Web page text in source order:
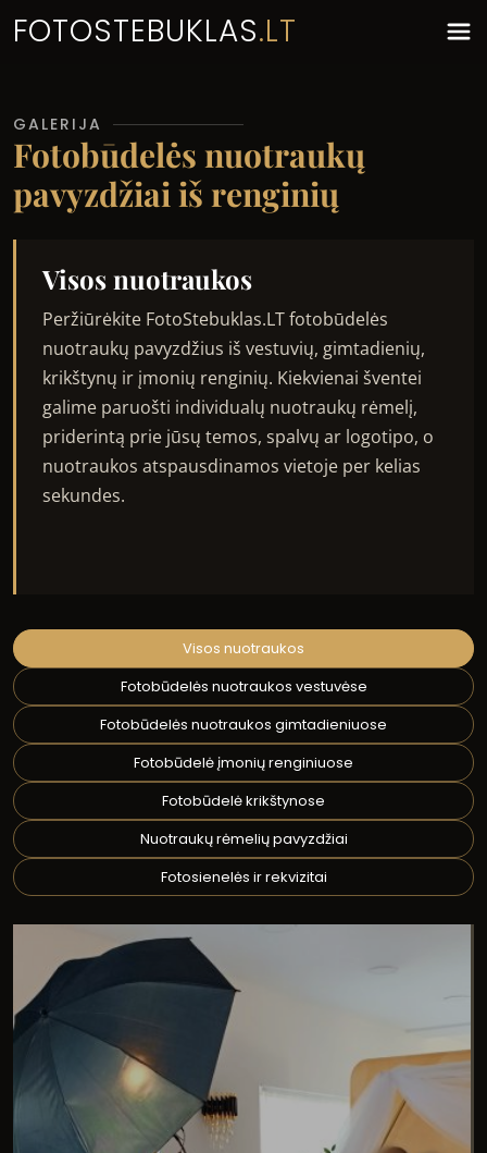
FOTOSTEBUKLAS.LT
GALERIJA
Fotobūdelės nuotraukų
pavyzdžiai iš renginių
Visos nuotraukos
Peržiūrėkite FotoStebuklas.LT fotobūdelės
nuotraukų pavyzdžius iš vestuvių, gimtadienių,
krikštynų ir įmonių renginių. Kiekvienai šventei
galime paruošti individualų nuotraukų rėmelį,
priderintą prie jūsų temos, spalvų ar logotipo, o
nuotraukos atspausdinamos vietoje per kelias
sekundes.
Visos nuotraukos
Fotobūdelės nuotraukos vestuvėse
Fotobūdelės nuotraukos gimtadieniuose
Fotobūdelė įmonių renginiuose
Fotobūdelė krikštynose
Nuotraukų rėmelių pavyzdžiai
Fotosienelės ir rekvizitai